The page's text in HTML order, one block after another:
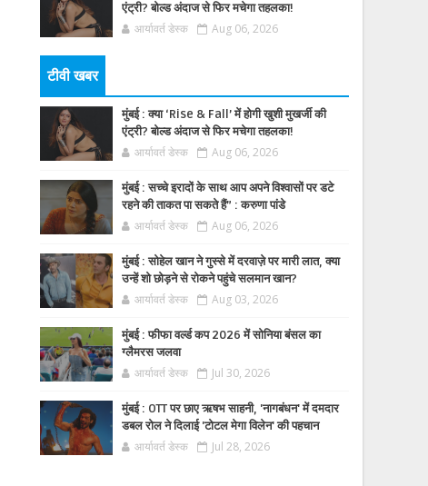
एंट्री? बोल्ड अंदाज से फिर मचेगा तहलका!
आर्यावर्त डेस्क Aug 06, 2026
टीवी खबर
मुंबई : क्या ‘Rise & Fall’ में होगी खुशी मुखर्जी की
एंट्री? बोल्ड अंदाज से फिर मचेगा तहलका!
आर्यावर्त डेस्क Aug 06, 2026
मुंबई : सच्चे इरादों के साथ आप अपने विश्वासों पर डटे
रहने की ताकत पा सकते हैं” : करुणा पांडे
आर्यावर्त डेस्क Aug 06, 2026
मुंबई : सोहेल खान ने गुस्से में दरवाज़े पर मारी लात, क्या
उन्हें शो छोड़ने से रोकने पहुंचे सलमान खान?
आर्यावर्त डेस्क Aug 03, 2026
मुंबई : फीफा वर्ल्ड कप 2026 में सोनिया बंसल का
ग्लैमरस जलवा
आर्यावर्त डेस्क Jul 30, 2026
मुंबई : OTT पर छाए ऋषभ साहनी, 'नागबंधन' में दमदार
डबल रोल ने दिलाई 'टोटल मेगा विलेन' की पहचान
आर्यावर्त डेस्क Jul 28, 2026